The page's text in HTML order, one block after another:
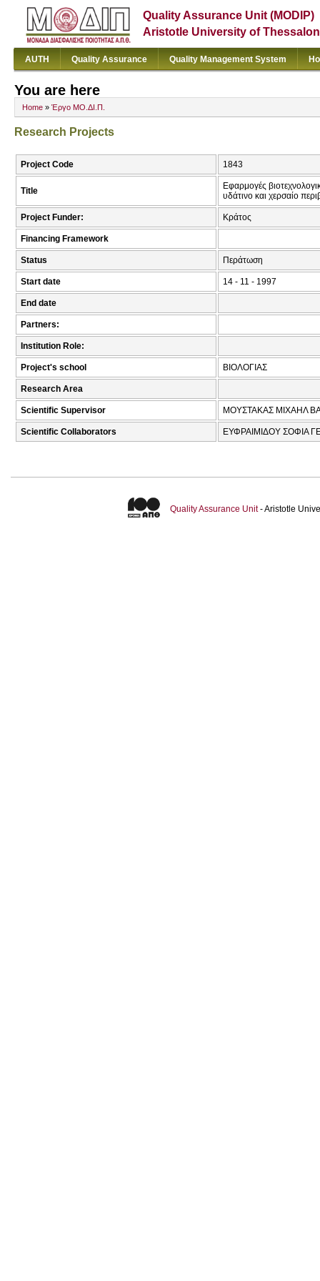
Quality Assurance Unit (MODIP)
Aristotle University of
AUTH Quality Assurance Quality Management System
You are here
Home » Έργο ΜΟ.ΔΙ.Π.
Research Projects
Project Code 1843
Title
Εφαρμογές
υδάτινο και χερσαίο
Project Funder: Κράτος
Financing Framework
Status Περάτωση
Start date 14 - 11 - 1997
End date
Partners:
Institution Role:
Project's school ΒΙΟΛΟΓΙΑΣ
Research Area
Scientific Supervisor ΜΟΥΣΤΑΚΑΣ ΜΙΧΑΗΛ
Scientific Collaborators ΕΥΦΡΑΙΜΙΔΟΥ ΣΟΦΙΑ
Quality Assurance Unit- Aristotle